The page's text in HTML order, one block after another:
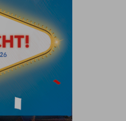
2 MAJ